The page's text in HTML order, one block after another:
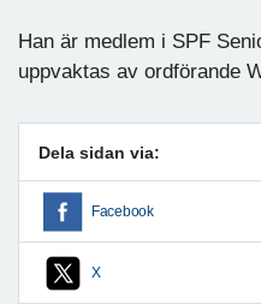
Han är medlem i SPF
uppvaktas av ordförande
Dela sidan via:
Facebook
X